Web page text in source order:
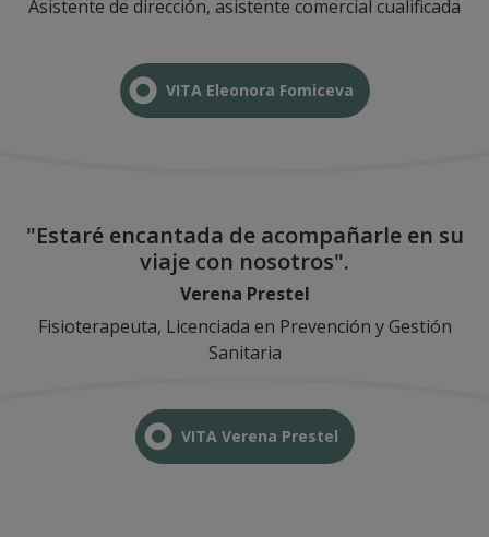
Asistente de dirección, asistente comercial cualificada
VITA Eleonora Fomiceva
"Estaré encantada de acompañarle en su
viaje con nosotros".
Verena Prestel
Fisioterapeuta, Licenciada en Prevención y Gestión
Sanitaria
VITA Verena Prestel